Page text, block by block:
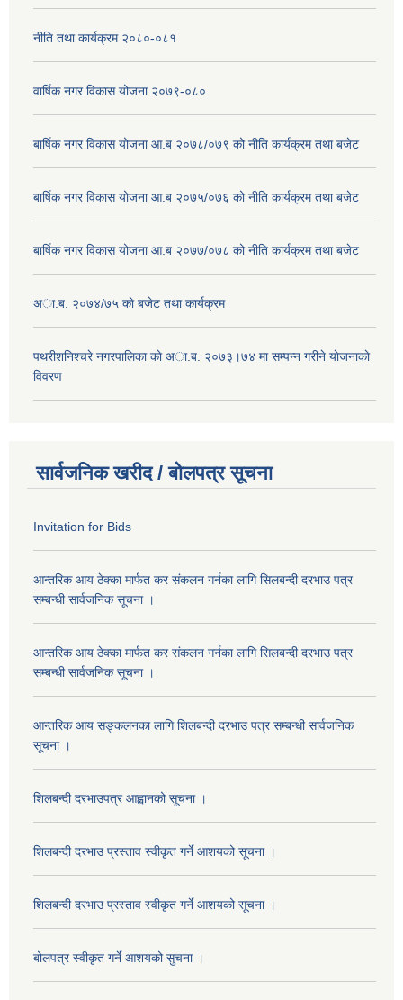
नीति तथा कार्यक्रम २०८०-०८१
वार्षिक नगर विकास योजना २०७९-०८०
बार्षिक नगर विकास योजना आ.ब २०७८/०७९ को नीति कार्यक्रम तथा बजेट
बार्षिक नगर विकास योजना आ.ब २०७५/०७६ को नीति कार्यक्रम तथा बजेट
बार्षिक नगर विकास योजना आ.ब २०७७/०७८ को नीति कार्यक्रम तथा बजेट
अा.ब. २०७४/७५ काे बजेट तथा कार्यक्रम
पथरीशनिश्चरे नगरपालिका काे अा.ब. २०७३।७४ मा सम्पन्न गरीने याेजनाकाे
विवरण
सार्वजनिक खरीद / बोलपत्र सूचना
Invitation for Bids
आन्तरिक आय ठेक्का मार्फत कर संकलन गर्नका लागि सिलबन्दी दरभाउ पत्र
सम्बन्धी सार्वजनिक सूचना ।
आन्तरिक आय ठेक्का मार्फत कर संकलन गर्नका लागि सिलबन्दी दरभाउ पत्र
सम्बन्धी सार्वजनिक सूचना ।
आन्तरिक आय सङ्कलनका लागि शिलबन्दी दरभाउ पत्र सम्बन्धी सार्वजनिक
सूचना ।
शिलबन्दी दरभाउपत्र आह्वानको सूचना ।
शिलबन्दी दरभाउ प्रस्ताव स्वीकृत गर्ने आशयको सूचना ।
शिलबन्दी दरभाउ प्रस्ताव स्वीकृत गर्ने आशयको सूचना ।
बोलपत्र स्वीकृत गर्ने आशयको सुचना ।